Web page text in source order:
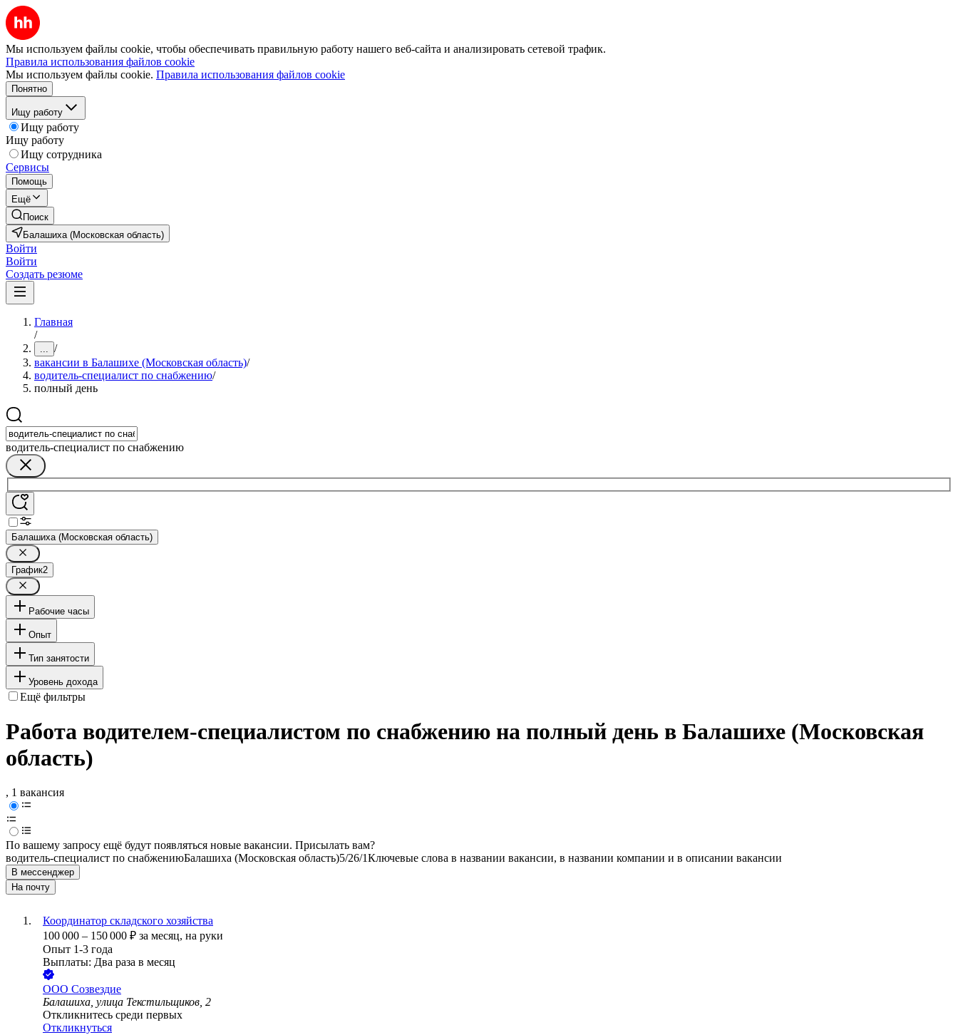
Мы используем файлы cookie, чтобы обеспечивать правильную работу нашего веб-сайта и анализировать сетевой трафик.
Правила использования файлов cookie
Мы используем файлы cookie. Правила использования файлов cookie
Понятно
Ищу работу
Ищу работу
Ищу работу
Ищу сотрудника
Сервисы
Помощь
Ещё
Поиск
Балашиха (Московская область)
Войти
Войти
Создать резюме
Главная
/
... /
вакансии в Балашихе (Московская область)/
водитель-специалист по снабжению/
полный день
водитель-специалист по снабжению
Балашиха (Московская область)
График2
Рабочие часы
Опыт
Тип занятости
Уровень дохода
Ещё фильтры
Работа водителем-специалистом по снабжению на полный день в Балашихе (Московская
область)
, 1 вакансия
По вашему запросу ещё будут появляться новые вакансии. Присылать вам?
водитель-специалист по снабжениюБалашиха (Московская область)5/26/1Ключевые слова в названии вакансии, в названии компании и в описании вакансии
В мессенджер
На почту
Координатор складского хозяйства
100 000 – 150 000 ₽ за месяц, на руки
Опыт 1-3 года
Выплаты: Два раза в месяц
ООО Созвездие
Балашиха, улица Текстильщиков, 2
Откликнитесь среди первых
Откликнуться